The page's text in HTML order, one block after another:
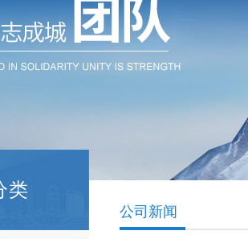
类
公司新闻